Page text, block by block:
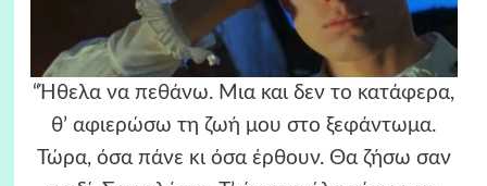
“Ήθελα να πεθάνω. Μια και δεν το κατάφερα,
θ’ αφιερώσω τη ζωή μου στο ξεφάντωμα.
Τώρα, όσα πάνε κι όσα έρθουν. Θα ζήσω σαν